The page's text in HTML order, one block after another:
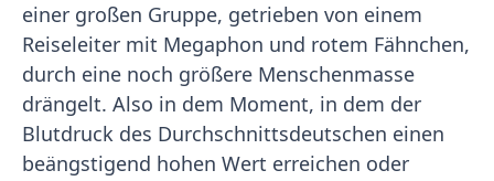
einer großen Gruppe, getrieben von einem
Reiseleiter mit Megaphon und rotem Fähnchen,
durch eine noch größere Menschenmasse
drängelt. Also in dem Moment, in dem der
Blutdruck des Durchschnittsdeutschen einen
beängstigend hohen Wert erreichen oder